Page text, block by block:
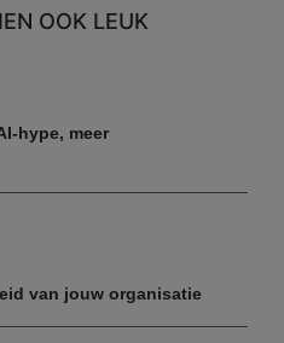
OOK LEUK
hype, meer
van jouw organisatie